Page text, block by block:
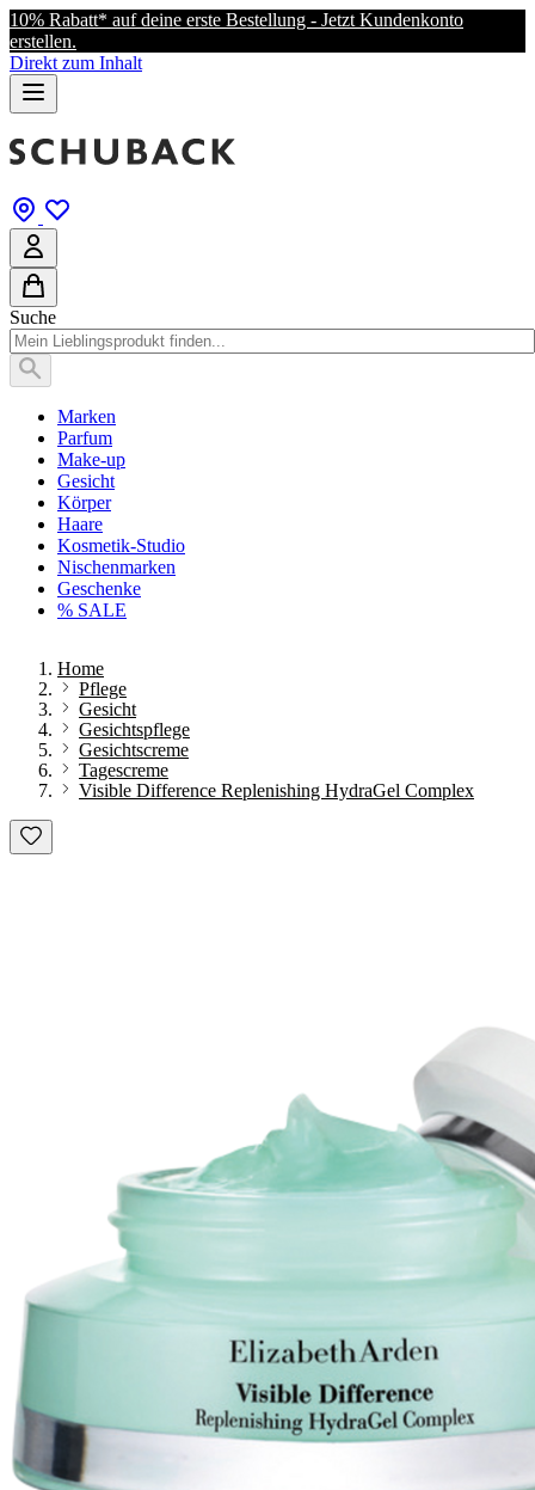
10% Rabatt* auf deine erste Bestellung - Jetzt Kundenkonto
erstellen.
Direkt zum Inhalt
Suche
Marken
Parfum
Make-up
Gesicht
Körper
Haare
Kosmetik-Studio
Nischenmarken
Geschenke
% SALE
Home
Pflege
Gesicht
Gesichtspflege
Gesichtscreme
Tagescreme
Visible Difference Replenishing HydraGel Complex